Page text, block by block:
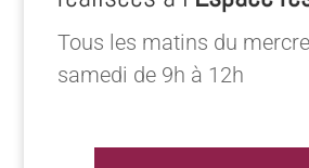
Tous les matins du
samedi de 9h à 12h